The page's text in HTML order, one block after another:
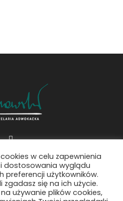
prywatności
social media
w celu zapewnienia
dostosowania wyglądu
preferencji użytkowników.
zgadasz się na ich użycie.
używanie plików cookies,